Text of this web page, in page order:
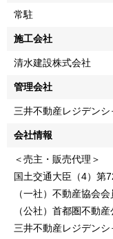
常駐
施工会社
清水建設株式会社
管理会社
三井不動産レジデン
会社情報
＜売主・販売代理＞
国土交通大臣（4）第
（一社）不動産協会
（公社）首都圏不動
三井不動産レジデンシ